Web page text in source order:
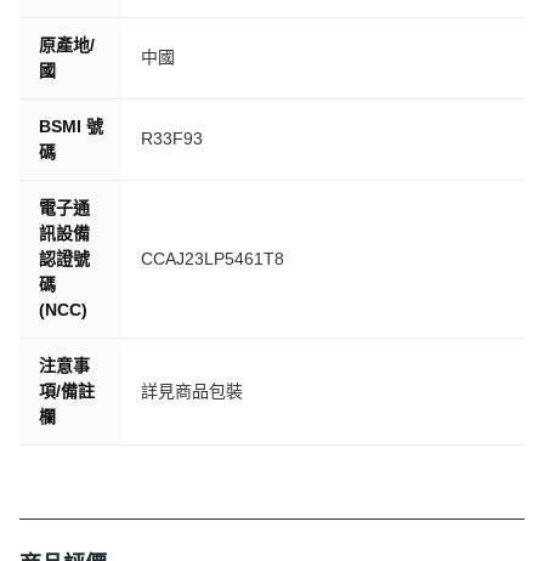
原產地/
國
中國
BSMI 號
碼
R33F93
電子通
訊設備
認證號
碼
(NCC)
CCAJ23LP5461T8
注意事
項/備註
欄
詳見商品包裝